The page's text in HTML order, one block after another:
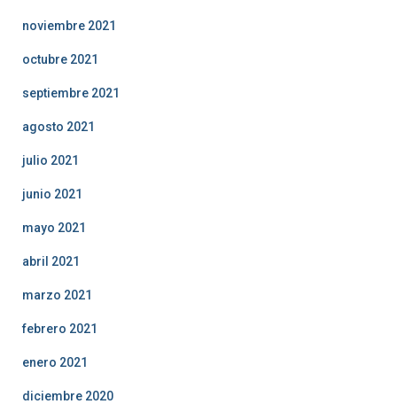
noviembre 2021
octubre 2021
septiembre 2021
agosto 2021
julio 2021
junio 2021
mayo 2021
abril 2021
marzo 2021
febrero 2021
enero 2021
diciembre 2020